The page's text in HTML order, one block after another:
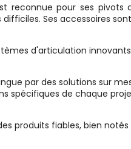
reconnue pour ses
Ses accessoires
d'articulation
par des solutions
spécifiques de chaque
produits fiables, bien